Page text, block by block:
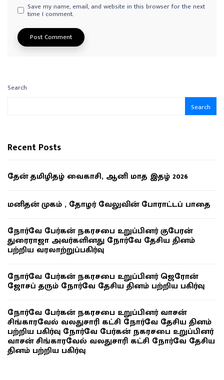
Save my name, email, and website in this browser for the next
time I comment.
Search
Search
Recent Posts
தேன் தமிழிதழ் வைகாசி, ஆனி மாத இதழ் 2026
மனிதன் முகம் , தோழர் வேலுவின் போராட்டப் பாதை
நோர்வே பேர்கன் நகரசபை உறுப்பினர் குபேரன்
துரைராஜா அவர்களினது நோர்வே தேசிய தினம்
பற்றிய வரலாற்றுப்பகிர்வு
நோர்வே பேர்கன் நகரசபை உறுப்பினர் ஜெரோன்
ஜோசப் தரும் நோர்வே தேசிய தினம் பற்றிய பகிர்வு
நோர்வே பேர்கன் நகரசபை உறுப்பினர் வாசன்
சிங்காரவேல் வலதுசாரி கட்சி நோர்வே தேசிய தினம்
பற்றிய பகிர்வு நோர்வே பேர்கன் நகரசபை உறுப்பினர்
வாசன் சிங்காரவேல் வலதுசாரி கட்சி நோர்வே தேசிய
தினம் பற்றிய பகிர்வு